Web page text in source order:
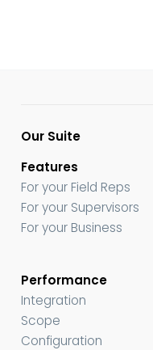
Our Suite
Features
For your Field Reps
For your Supervisors
For your Business
Performance
Integration
Scope
Configuration